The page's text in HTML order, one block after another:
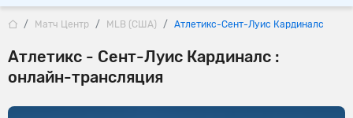
Атлетикс - Сент-Луис Кардиналс :
онлайн-трансляция
Матч Центр MLB (США) Атлетикс-Сент-Луис Кардиналс